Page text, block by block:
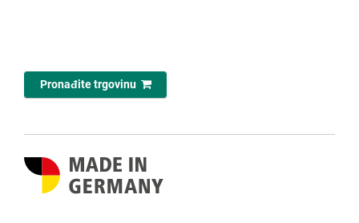
Pronađite trgovinu